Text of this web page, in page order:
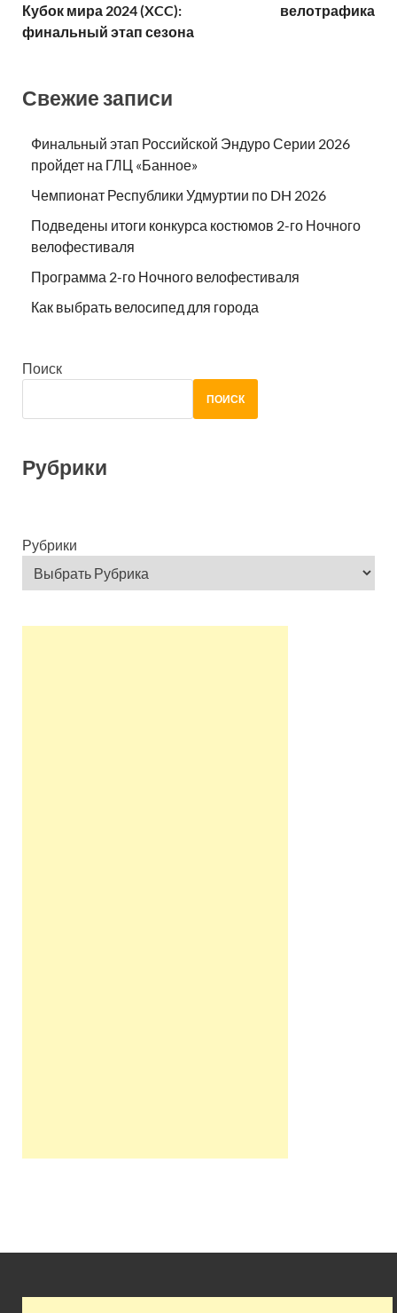
Кубок мира 2024 (XCC):
финальный этап сезона
велотрафика
Свежие записи
Финальный этап Российской Эндуро Серии 2026
пройдет на ГЛЦ «Банное»
Чемпионат Республики Удмуртии по DH 2026
Подведены итоги конкурса костюмов 2-го Ночного
велофестиваля
Программа 2-го Ночного велофестиваля
Как выбрать велосипед для города
Поиск
ПОИСК
Рубрики
Рубрики